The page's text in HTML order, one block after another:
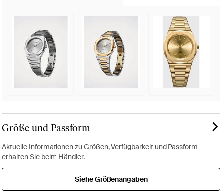
Größe und Passform
Aktuelle Informationen zu Größen, Verfügbarkeit und Passform
erhalten Sie beim Händler.
Siehe Größenangaben